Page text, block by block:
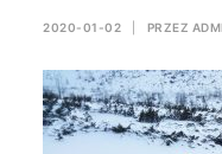
2020-01-02 PRZEZ